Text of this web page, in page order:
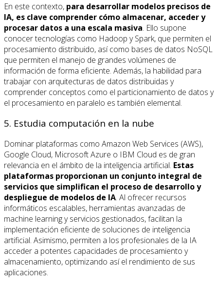
En este contexto, para desarrollar modelos precisos de
IA, es clave comprender cómo almacenar, acceder y
procesar datos a una escala masiva. Ello supone
conocer tecnologías como Hadoop y Spark, que permiten el
procesamiento distribuido, así como bases de datos NoSQL
que permiten el manejo de grandes volúmenes de
información de forma eficiente. Además, la habilidad para
trabajar con arquitecturas de datos distribuidas y
comprender conceptos como el particionamiento de datos y
el procesamiento en paralelo es también elemental.
5. Estudia computación en la nube
Dominar plataformas como Amazon Web Services (AWS),
Google Cloud, Microsoft Azure o IBM Cloud es de gran
relevancia en el ámbito de la inteligencia artificial. Estas
plataformas proporcionan un conjunto integral de
servicios que simplifican el proceso de desarrollo y
despliegue de modelos de IA. Al ofrecer recursos
informáticos escalables, herramientas avanzadas de
machine learning y servicios gestionados, facilitan la
implementación eficiente de soluciones de inteligencia
artificial. Asimismo, permiten a los profesionales de la IA
acceder a potentes capacidades de procesamiento y
almacenamiento, optimizando así el rendimiento de sus
aplicaciones.